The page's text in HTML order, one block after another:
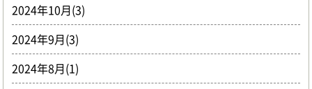
2024年10月(3)
2024年9月(3)
2024年8月(1)